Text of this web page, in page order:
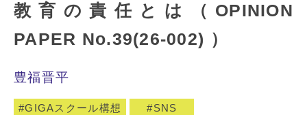
教育の責任とは（OPINION
PAPER No.39(26-002) ）
豊福晋平
GIGAスクール構想
SNS